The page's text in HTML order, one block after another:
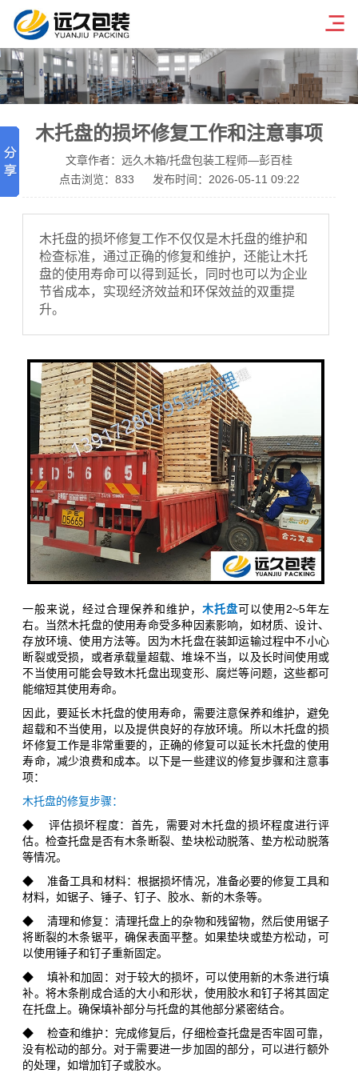
木托盘的损坏修复工作和注意事项
文章作者：远久木箱/托盘包装工程师—彭百桂
点击浏览： 833 发布时间：2026-05-11 09:22
木托盘的损坏修复工作不仅仅是木托盘的维护和
检查标准，通过正确的修复和维护，还能让木托
盘的使用寿命可以得到延长，同时也可以为企业
节省成本，实现经济效益和环保效益的双重提
升。
一般来说，经过合理保养和维护，木托盘可以使用2~5年左
右。当然木托盘的使用寿命受多种因素影响，如材质、设计、
存放环境、使用方法等。因为木托盘在装卸运输过程中不小心
断裂或受损，或者承载量超载、堆垛不当，以及长时间使用或
不当使用可能会导致木托盘出现变形、腐烂等问题，这些都可
能缩短其使用寿命。
因此，要延长木托盘的使用寿命，需要注意保养和维护，避免
超载和不当使用，以及提供良好的存放环境。所以木托盘的损
坏修复工作是非常重要的，正确的修复可以延长木托盘的使用
寿命，减少浪费和成本。以下是一些建议的修复步骤和注意事
项：
木托盘的修复步骤：
◆ 评估损坏程度：首先，需要对木托盘的损坏程度进行评
估。检查托盘是否有木条断裂、垫块松动脱落、垫方松动脱落
等情况。
◆ 准备工具和材料：根据损坏情况，准备必要的修复工具和
材料，如锯子、锤子、钉子、胶水、新的木条等。
◆ 清理和修复：清理托盘上的杂物和残留物，然后使用锯子
将断裂的木条锯平，确保表面平整。如果垫块或垫方松动，可
以使用锤子和钉子重新固定。
◆ 填补和加固：对于较大的损坏，可以使用新的木条进行填
补。将木条削成合适的大小和形状，使用胶水和钉子将其固定
在托盘上。确保填补部分与托盘的其他部分紧密结合。
◆ 检查和维护：完成修复后，仔细检查托盘是否牢固可靠，
没有松动的部分。对于需要进一步加固的部分，可以进行额外
的处理，如增加钉子或胶水。